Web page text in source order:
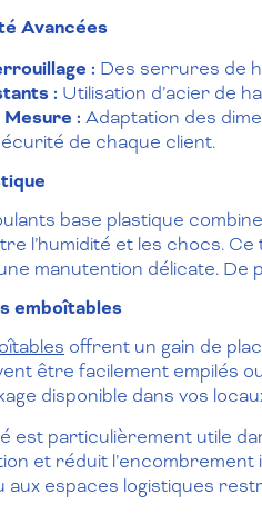
Avancées
: Des serrures de
: Utilisation d’acier de
: Adaptation des
de chaque client.
base plastique
l’humidité et les chocs.
manutention délicate. De
emboîtables
offrent un gain de
être facilement empilés
disponible dans vos
est particulièrement utile
et réduit
aux espaces logistiques